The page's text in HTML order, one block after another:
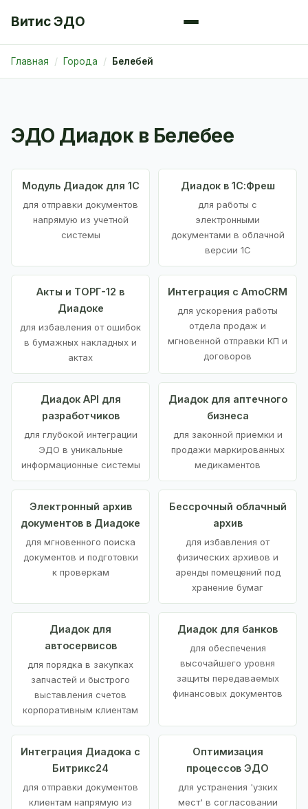
Витис ЭДО
Главная Города Белебей
ЭДО Диадок в Белебее
Модуль Диадок для 1С
для отправки документов
напрямую из учетной
системы
Диадок в 1С:Фреш
для работы с
электронными
документами в облачной
версии 1С
Акты и ТОРГ-12 в
Диадоке
для избавления от ошибок
в бумажных накладных и
актах
Интеграция с AmoCRM
для ускорения работы
отдела продаж и
мгновенной отправки КП и
договоров
Диадок API для
разработчиков
для глубокой интеграции
ЭДО в уникальные
информационные системы
Диадок для аптечного
бизнеса
для законной приемки и
продажи маркированных
медикаментов
Электронный архив
документов в Диадоке
для мгновенного поиска
документов и подготовки
к проверкам
Бессрочный облачный
архив
для избавления от
физических архивов и
аренды помещений под
хранение бумаг
Диадок для
автосервисов
для порядка в закупках
запчастей и быстрого
выставления счетов
корпоративным клиентам
Диадок для банков
для обеспечения
высочайшего уровня
защиты передаваемых
финансовых документов
Интеграция Диадока с
Битрикс24
для отправки документов
клиентам напрямую из
Оптимизация
процессов ЭДО
для устранения 'узких
мест' в согласовании